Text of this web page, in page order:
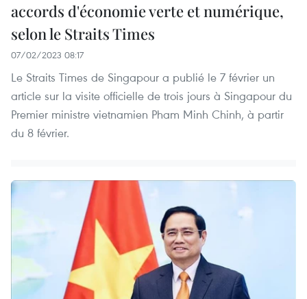
accords d'économie verte et numérique,
selon le Straits Times
07/02/2023 08:17
Le Straits Times de Singapour a publié le 7 février un
article sur la visite officielle de trois jours à Singapour du
Premier ministre vietnamien Pham Minh Chinh, à partir
du 8 février.